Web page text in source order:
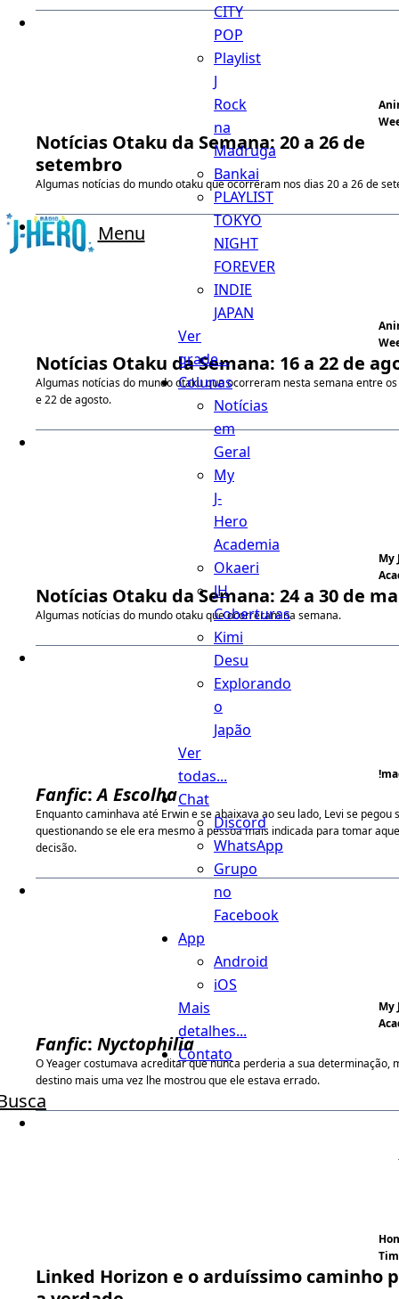
Menu
CITY
POP
Playlist
J
Rock
na
Madruga
Bankai
PLAYLIST
TOKYO
NIGHT
FOREVER
INDIE
JAPAN
Ver
grade...
Colunas
Notícias
em
Geral
My
J-
Hero
Academia
Okaeri
JH
Coberturas
Kimi
Desu
Explorando
o
Japão
Ver
todas...
Chat
Discord
WhatsApp
Grupo
no
Facebook
App
Android
iOS
Mais
detalhes...
Contato
Notícias Otaku da Semana: 20 a 26 de
setembro
Algumas notícias do mundo otaku que ocorreram nos dias 20 a 26 de
Notícias Otaku da Semana: 16 a 22 de
Algumas notícias do mundo otaku que ocorreram nesta semana entre
e 22 de agosto.
My
Notícias Otaku da Semana: 24 a 30 de
Algumas notícias do mundo otaku que ocorreram na semana.
Fanfic:A Escolha
Enquanto caminhava até Erwin e se abaixava ao seu lado, Levi se pegou
questionando se ele era mesmo a pessoa mais indicada para tomar
decisão.
My
Fanfic: Nyctophilia
O Yeager costumava acreditar que nunca perderia a sua determinação,
destino mais uma vez lhe mostrou que ele estava errado.
Linked Horizon e o arduíssimo caminho